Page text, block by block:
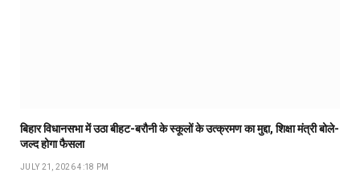
बिहार विधानसभा में उठा बीहट-बरौनी के स्कूलों के उत्क्रमण का मुद्दा, शिक्षा मंत्री बोले-
जल्द होगा फैसला
JULY 21, 2026 4:18 PM